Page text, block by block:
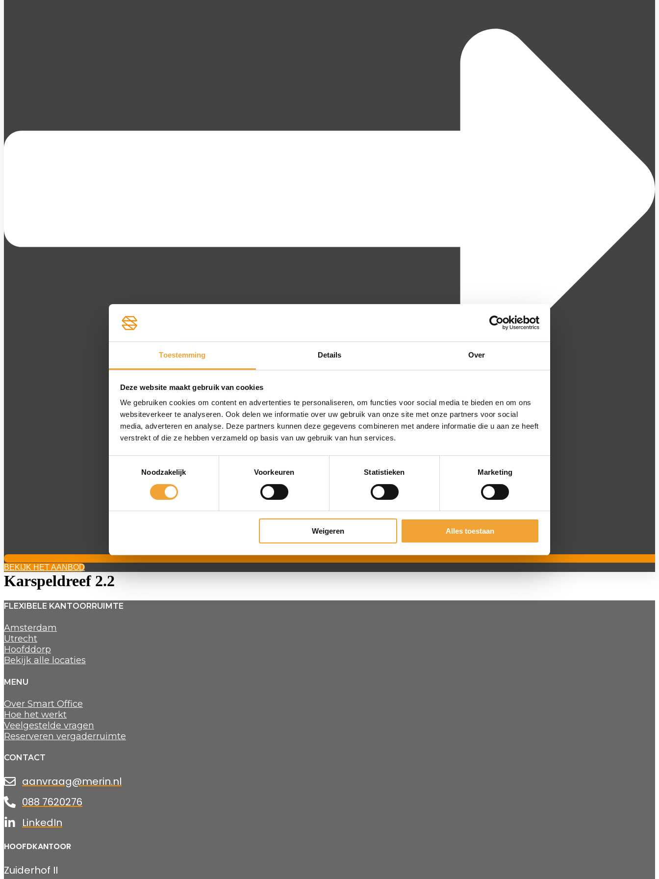
Toestemming Details Over
Deze website maakt gebruik van cookies
We gebruiken cookies om content en advertenties te personaliseren, om functies voor social media te bieden en om ons
websiteverkeer te analyseren. Ook delen we informatie over uw gebruik van onze site met onze partners voor social
media, adverteren en analyse. Deze partners kunnen deze gegevens combineren met andere informatie die u aan ze heeft
verstrekt of die ze hebben verzameld op basis van uw gebruik van hun services.
Noodzakelijk
Voorkeuren Statistieken Marketing
Weigeren Alles toestaan
BEKIJK HET AANBOD
Karspeldreef 2.2
FLEXIBELE KANTOORRUIMTE
Amsterdam
Utrecht
Hoofddorp
Bekijk alle locaties
MENU
Over Smart Office
Hoe het werkt
Veelgestelde vragen
Reserveren vergaderruimte
CONTACT
aanvraag@merin.nl
088 7620276
LinkedIn
HOOFDKANTOOR
Zuiderhof II